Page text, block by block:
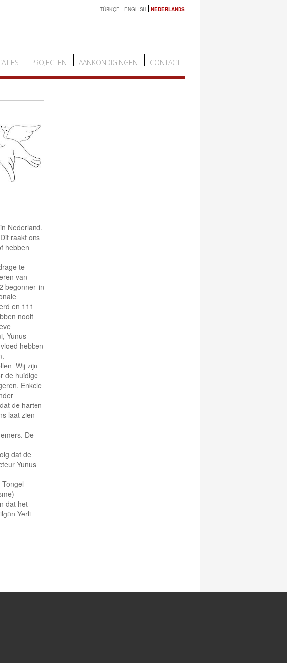
TÜRKÇE ENGLISH NEDERLANDS
PROJECTEN AANKONDIGINGEN CONTACT
Nederland.
raakt ons
hebben
te
van
begonnen in
en 111
nooit
Yunus
hebben
Wij zijn
de huidige
Enkele
de harten
laat zien
De
dat de
Yunus
Tongel
dat het
Yerli